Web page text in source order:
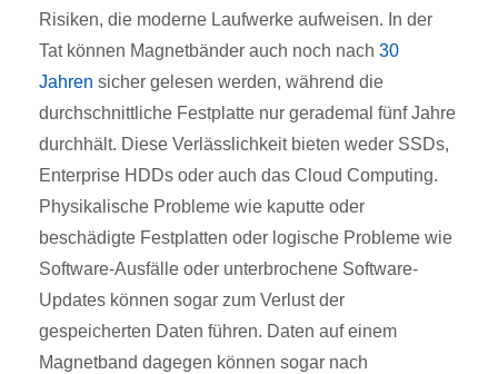
Risiken, die moderne Laufwerke aufweisen. In der
Tat können Magnetbänder auch noch nach 30
Jahren sicher gelesen werden, während die
durchschnittliche Festplatte nur gerademal fünf Jahre
durchhält. Diese Verlässlichkeit bieten weder SSDs,
Enterprise HDDs oder auch das Cloud Computing.
Physikalische Probleme wie kaputte oder
beschädigte Festplatten oder logische Probleme wie
Software-Ausfälle oder unterbrochene Software-
Updates können sogar zum Verlust der
gespeicherten Daten führen. Daten auf einem
Magnetband dagegen können sogar nach